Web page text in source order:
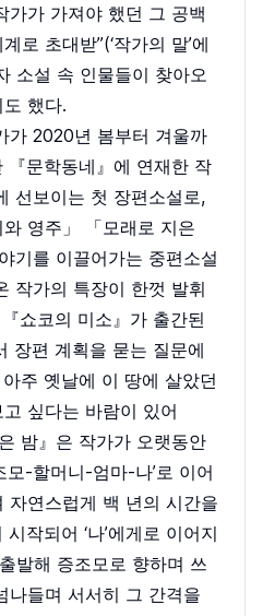
가가 가져야 했던 그 공백
로 초대받”(‘작가의 말’에
소설 속 인물들이 찾아오
했다.
가 2020년 봄부터 겨울까
『문학동네』에 연재한 작
선보이는 첫 장편소설로,
와 영주」 「모래로 지은
기를 이끌어가는 중편소설
작가의 특장이 한껏 발휘
쇼코의 미소』가 출간된
장편 계획을 묻는 질문에
주 옛날에 이 땅에 살았던
싶다는 바람이 있어
밤』은 작가가 오랫동안
모-할머니-엄마-나’로 이어
자연스럽게 백 년의 시간을
작되어 ‘나’에게로 이어지
발해 증조모로 향하며 쓰
나들며 서서히 그 간격을